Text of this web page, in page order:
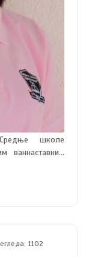
школе
ваннаставним
била носилац
1102